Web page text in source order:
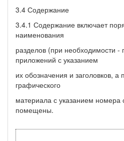
3.4 Содержание
3.4.1 Содержание включает
наименования
разделов (при необходимости -
приложений с указанием
их обозначения и заголовков,
графического
материала с указанием номера
помещены.